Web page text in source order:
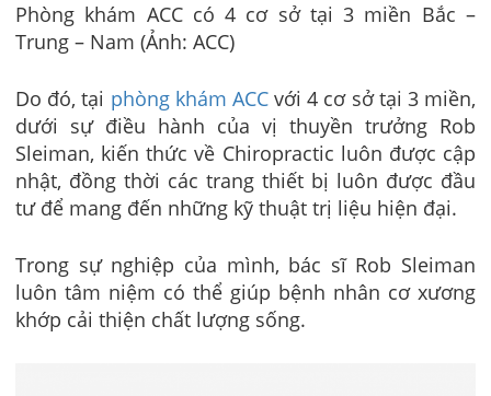
Phòng khám ACC có 4 cơ sở tại 3 miền Bắc –
Trung – Nam (Ảnh: ACC)
Do đó, tại phòng khám ACCvới 4 cơ sở tại 3 miền,
dưới sự điều hành của vị thuyền trưởng Rob
Sleiman, kiến thức về Chiropractic luôn được cập
nhật, đồng thời các trang thiết bị luôn được đầu
tư để mang đến những kỹ thuật trị liệu hiện đại.
Trong sự nghiệp của mình, bác sĩ Rob Sleiman
luôn tâm niệm có thể giúp bệnh nhân cơ xương
khớp cải thiện chất lượng sống.